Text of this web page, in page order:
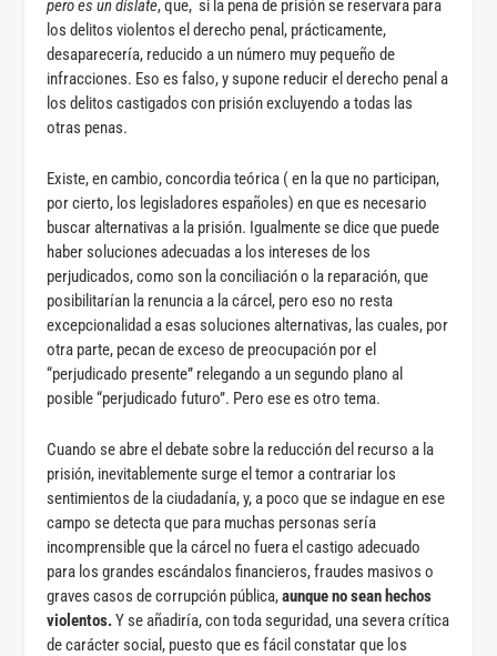
pero es un dislate, que, si la pena de prisión se reservara para
los delitos violentos el derecho penal, prácticamente,
desaparecería, reducido a un número muy pequeño de
infracciones. Eso es falso, y supone reducir el derecho penal a
los delitos castigados con prisión excluyendo a todas las
otras penas.
Existe, en cambio, concordia teórica ( en la que no participan,
por cierto, los legisladores españoles) en que es necesario
buscar alternativas a la prisión. Igualmente se dice que puede
haber soluciones adecuadas a los intereses de los
perjudicados, como son la conciliación o la reparación, que
posibilitarían la renuncia a la cárcel, pero eso no resta
excepcionalidad a esas soluciones alternativas, las cuales, por
otra parte, pecan de exceso de preocupación por el
“perjudicado presente” relegando a un segundo plano al
posible “perjudicado futuro”. Pero ese es otro tema.
Cuando se abre el debate sobre la reducción del recurso a la
prisión, inevitablemente surge el temor a contrariar los
sentimientos de la ciudadanía, y, a poco que se indague en ese
campo se detecta que para muchas personas sería
incomprensible que la cárcel no fuera el castigo adecuado
para los grandes escándalos financieros, fraudes masivos o
graves casos de corrupción pública,aunque no sean hechos
violentos.Y se añadiría, con toda seguridad, una severa crítica
de carácter social, puesto que es fácil constatar que los